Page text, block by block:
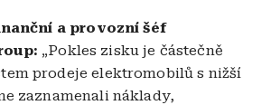
a provozní šéf
„Pokles zisku je částečně
prodeje elektromobilů s nižší
zaznamenali náklady,